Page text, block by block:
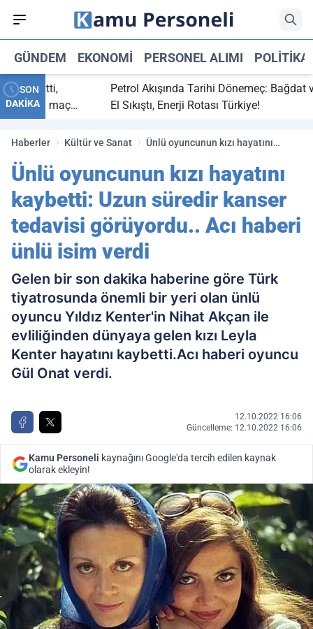
GÜNDEM EKONOMI PERSONEL ALIMI POLITIKA
SON
DAKİKA
bitti,
maç
Petrol Akışında Tarihi Dönemeç: Bağdat ve
El Sıkıştı, Enerji Rotası Türkiye!
Haberler Kültür ve Sanat
Ünlü oyuncunun kızı hayatını
tedavisi görüyordu.. Acı haberi
ünlü isim verdi
Ünlü oyuncunun kızı hayatını
kaybetti: Uzun süredir kanser
tedavisi görüyordu.. Acı haberi
ünlü isim verdi
Gelen bir son dakika haberine göre Türk
tiyatrosunda önemli bir yeri olan ünlü
oyuncu Yıldız Kenter'in Nihat Akçan ile
evliliğinden dünyaya gelen kızı Leyla
Kenter hayatını kaybetti.Acı haberi oyuncu
Gül Onat verdi.
12.10.2022 16:06
Güncelleme: 12.10.2022 16:06
Kamu Personeli kaynağını Google'da tercih edilen kaynak
olarak ekleyin!